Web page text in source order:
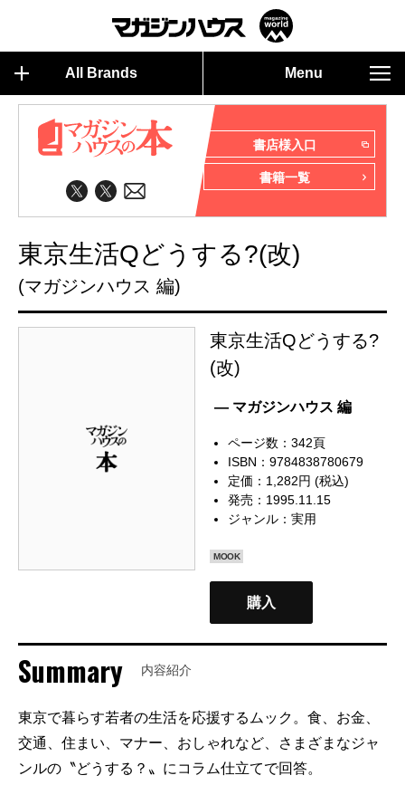
All Brands Menu
書店様入口
書籍一覧
東京生活Qどうする?(改)
(マガジンハウス 編)
東京生活Qどうする?
(改)
— マガジンハウス 編
ページ数：342頁
ISBN：9784838780679
定価：1,282円 (税込)
発売：1995.11.15
ジャンル：実用
MOOK
購入
Summary 内容紹介
東京で暮らす若者の生活を応援するムック。食、お金、
交通、住まい、マナー、おしゃれなど、さまざまなジャ
ンルの〝どうする？〟にコラム仕立てで回答。